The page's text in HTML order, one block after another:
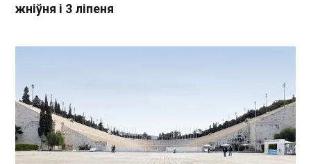
жніўня і 3 ліпеня